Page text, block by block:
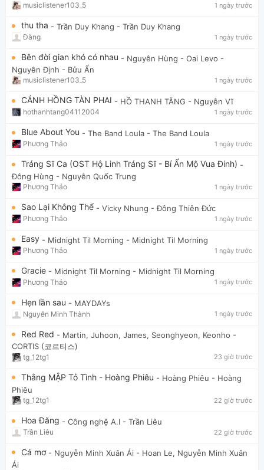
musiclistener103_5 1 ngày trước
thu tha - Trần Duy Khang - Trần Duy Khang
Đăng 1 ngày trước
Bên đời gian khó có nhau - Nguyên Hùng - Oai Levo -
Nguyên Định - Bửu Ấn
musiclistener103_5 1 ngày trước
CÁNH HỒNG TÀN PHAI - HỒ THANH TĂNG - Nguyễn Vĩ
hothanhtang04112004 1 ngày trước
Blue About You - The Band Loula - The Band Loula
Phương Thảo 1 ngày trước
Tráng Sĩ Ca (OST Hộ Linh Tráng Sĩ - Bí Ẩn Mộ Vua Đinh) -
Đông Hùng - Nguyễn Quốc Trung
Phương Thảo 1 ngày trước
Sao Lại Không Thể - Vicky Nhung - Đông Thiên Đức
Phương Thảo 1 ngày trước
Easy - Midnight Til Morning - Midnight Til Morning
Phương Thảo 1 ngày trước
Gracie - Midnight Til Morning - Midnight Til Morning
Phương Thảo 1 ngày trước
Hẹn lần sau - MAYDAYs
Nguyễn Minh Thành 1 ngày trước
Red Red - Martin, Juhoon, James, Seonghyeon, Keonho -
CORTIS (코르티스)
tg_12tg1 23 giờ trước
Thằng MẬP Tỏ Tình - Hoàng Phiêu - Hoàng Phiêu - Hoàng
Phiêu
tg_12tg1 22 giờ trước
Hoa Đăng - Công nghệ A.I - Trần Liêu
Trần Liêu 22 giờ trước
Cá mơ - Nguyễn Minh Xuân Ái - Hoan Le, Nguyễn Minh Xuân
Ái